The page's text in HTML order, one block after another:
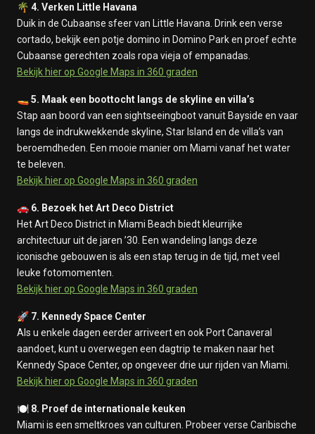
🌴 4. Verken Little Havana
Duik in de Cubaanse sfeer van Little Havana. Drink een verse
cortado, bekijk een potje domino in Domino Park en proef echte
Cubaanse gerechten zoals ropa vieja of empanadas.
Bekijk hier op Google Maps in 360 graden
🚤 5. Maak een boottocht langs de skyline en villa’s
Stap aan boord van een sightseeingboot vanuit Bayside en vaar
langs de indrukwekkende skyline, Star Island en de villa’s van
beroemdheden. Een mooie manier om Miami vanaf het water
te beleven.
Bekijk hier op Google Maps in 360 graden
🚗 6. Bezoek het Art Deco District
Het Art Deco District in Miami Beach biedt kleurrijke
architectuur uit de jaren ’30. Een wandeling langs deze
iconische gebouwen is als een stap terug in de tijd, met veel
leuke fotomomenten.
Bekijk hier op Google Maps in 360 graden
🚀 7. Kennedy Space Center
Als u enkele dagen eerder arriveert en ook Port Canaveral
aandoet, kunt u overwegen een dagtrip te maken naar het
Kennedy Space Center, op ongeveer drie uur rijden van Miami.
Bekijk hier op Google Maps in 360 graden
🍽️ 8. Proef de internationale keuken
Miami is een smeltkroes van culturen. Probeer verse Caribische